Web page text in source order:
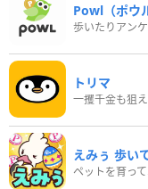
Powl（ポウ
トリマ
一攫千金も狙
えみぅ 歩い